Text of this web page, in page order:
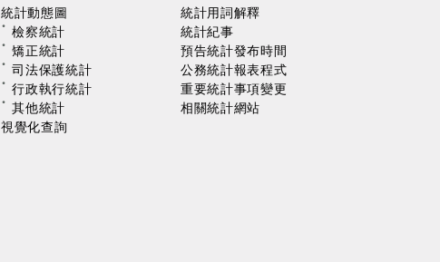
統計動態圖
檢察統計
矯正統計
司法保護統計
行政執行統計
其他統計
視覺化查詢
統計用詞解釋
統計紀事
預告統計發布時間
公務統計報表程式
重要統計事項變更
相關統計網站